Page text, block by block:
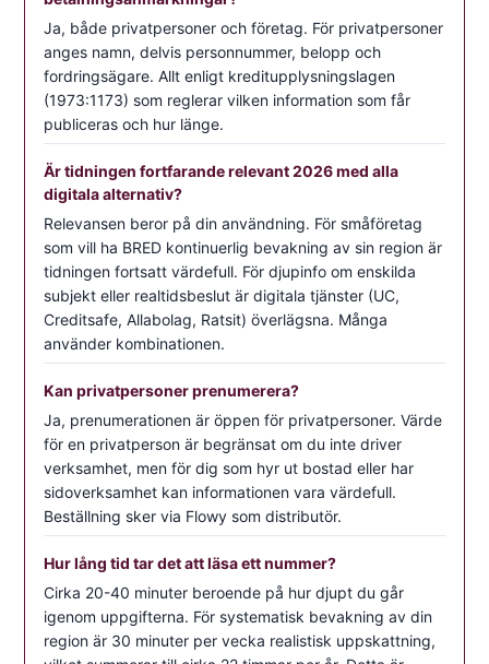
Ja, både privatpersoner och företag. För privatpersoner
anges namn, delvis personnummer, belopp och
fordringsägare. Allt enligt kreditupplysningslagen
(1973:1173) som reglerar vilken information som får
publiceras och hur länge.
Är tidningen fortfarande relevant 2026 med alla
digitala alternativ?
Relevansen beror på din användning. För småföretag
som vill ha BRED kontinuerlig bevakning av sin region är
tidningen fortsatt värdefull. För djupinfo om enskilda
subjekt eller realtidsbeslut är digitala tjänster (UC,
Creditsafe, Allabolag, Ratsit) överlägsna. Många
använder kombinationen.
Kan privatpersoner prenumerera?
Ja, prenumerationen är öppen för privatpersoner. Värde
för en privatperson är begränsat om du inte driver
verksamhet, men för dig som hyr ut bostad eller har
sidoverksamhet kan informationen vara värdefull.
Beställning sker via Flowy som distributör.
Hur lång tid tar det att läsa ett nummer?
Cirka 20-40 minuter beroende på hur djupt du går
igenom uppgifterna. För systematisk bevakning av din
region är 30 minuter per vecka realistisk uppskattning,